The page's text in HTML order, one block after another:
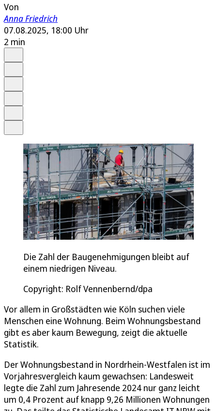
Von
Anna Friedrich
07.08.2025, 18:00 Uhr
2 min
Die Zahl der Baugenehmigungen bleibt auf
einem niedrigen Niveau.
Copyright: Rolf Vennenbernd/dpa
Vor allem in Großstädten wie Köln suchen viele
Menschen eine Wohnung. Beim Wohnungsbestand
gibt es aber kaum Bewegung, zeigt die aktuelle
Statistik.
Der Wohnungsbestand in Nordrhein-Westfalen ist im
Vorjahresvergleich kaum gewachsen: Landesweit
legte die Zahl zum Jahresende 2024 nur ganz leicht
um 0,4 Prozent auf knapp 9,26 Millionen Wohnungen